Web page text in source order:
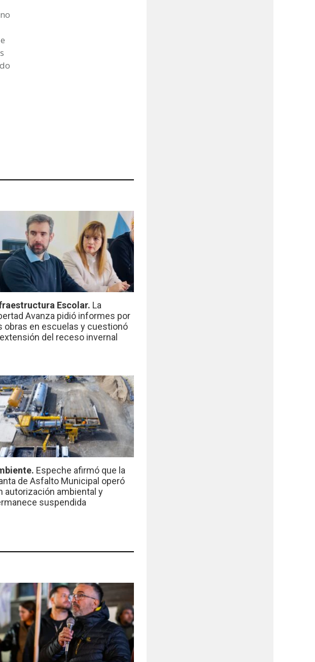
Escolar. La
Avanza pidió informes por
obras en escuelas y cuestionó
extensión del receso invernal
Espeche afirmó que la
de Asfalto Municipal operó
autorización ambiental y
suspendida